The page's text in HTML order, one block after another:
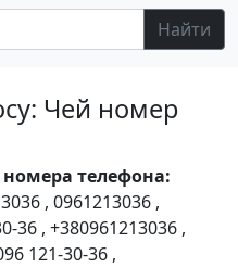
Найти
Чей номер
телефона:
, 0961213036 ,
36 , +380961213036 ,
121-30-36 ,